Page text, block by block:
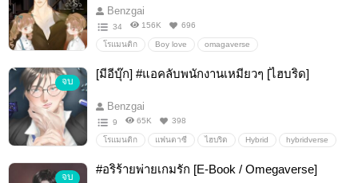
Benzgai
34 156K 696
โรแมนติก Boy love omagaverse
ครอบครัว ความรัก แต่งงาน หมาเด็ก เคะแก่
จบ
[มีอีบุ๊ก] #แอคลับพนักงานเหมียวๆ [ไฮบริด]
Benzgai
9 65K 398
โรแมนติก แฟนตาซี ไฮบริด Hybrid hybridverse
ไร้สาระ แอคเค่อ น่ารักใสๆ(?)
จบ
#อริร้ายพ่ายเกมรัก [E-Book / Omegaverse]